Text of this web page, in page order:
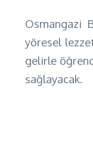
Osmangazi
yöresel
gelirle
sağlayacak.